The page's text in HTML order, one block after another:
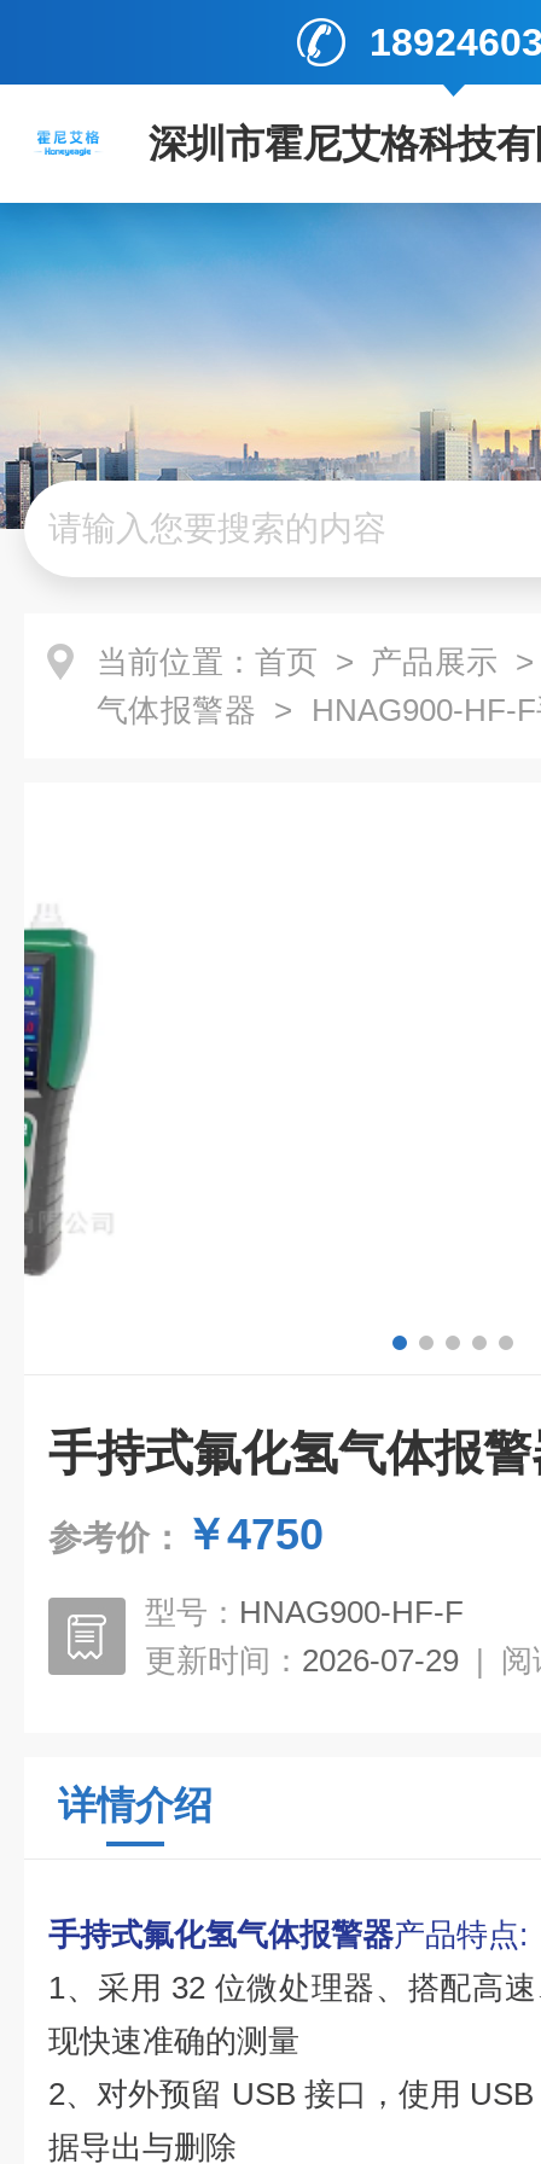
深圳市霍尼艾格科技
当前位置： 首页 > 产品展示
气体报警器 > HNAG900-HF-
手持式氟化氢气体报
参考价： ￥4750
型号： HNAG900-HF-F
更新时间： 2026-07-29 | 阅
详情介绍
手持式氟化氢气体报警器产品特点:
1、采用 32 位微处理器、搭配高
现快速准确的测量
2、对外预留 USB 接口，使用
据导出与删除